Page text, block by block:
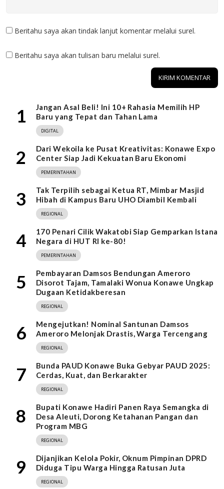
Beritahu saya akan tindak lanjut komentar melalui surel.
Beritahu saya akan tulisan baru melalui surel.
1
Jangan Asal Beli! Ini 10+ Rahasia Memilih HP
Baru yang Tepat dan Tahan Lama
DIGITAL
2
Dari Wekoila ke Pusat Kreativitas: Konawe Expo
Center Siap Jadi Kekuatan Baru Ekonomi
PEMERINTAHAN
3
Tak Terpilih sebagai Ketua RT, Mimbar Masjid
Hibah di Kampus Baru UHO Diambil Kembali
REGIONAL
4
170 Penari Cilik Wakatobi Siap Gemparkan Istana
Negara di HUT RI ke-80!
PEMERINTAHAN
5
Pembayaran Damsos Bendungan Ameroro
Disorot Tajam, Tamalaki Wonua Konawe Ungkap
Dugaan Ketidakberesan
REGIONAL
6
Mengejutkan! Nominal Santunan Damsos
Ameroro Melonjak Drastis, Warga Tercengang
REGIONAL
7
Bunda PAUD Konawe Buka Gebyar PAUD 2025:
Cerdas, Kuat, dan Berkarakter
REGIONAL
8
Bupati Konawe Hadiri Panen Raya Semangka di
Desa Aleuti, Dorong Ketahanan Pangan dan
Program MBG
REGIONAL
9
Dijanjikan Kelola Pokir, Oknum Pimpinan DPRD
Diduga Tipu Warga Hingga Ratusan Juta
REGIONAL